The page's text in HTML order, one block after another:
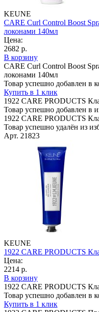
KEUNE
CARE Curl Control Boost
локонами 140мл
Цена:
2682 р.
В корзину
CARE Curl Control Boost
локонами 140мл
Товар успешно добавлен в
Купить в 1 клик
1922 CARE PRODUCTS
Товар успешно добавлен в
1922 CARE PRODUCTS
Товар успешно удалён из
Арт. 21823
KEUNE
1922 CARE PRODUCTS
Цена:
2214 р.
В корзину
1922 CARE PRODUCTS
Товар успешно добавлен в
Купить в 1 клик